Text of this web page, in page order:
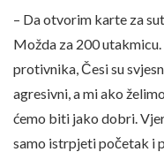
– Da otvorim karte za
Možda za 200
protivnika, Česi su
agresivni, a mi ako
ćemo biti jako dobri.
samo istrpjeti početak i